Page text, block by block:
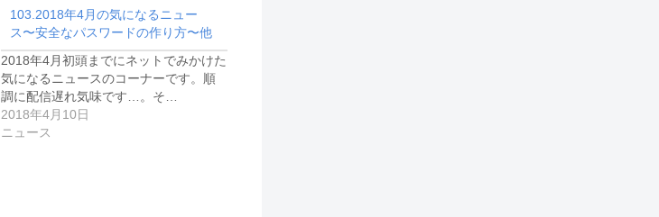
に
は
上
103.2018年4月の気になるニュー
ス〜安全なパスワードの作り方〜他
2018年4月初頭までにネットでみかけた
気になるニュースのコーナーです。順
調に配信遅れ気味です…。そ…
2018年4月10日
ニュース